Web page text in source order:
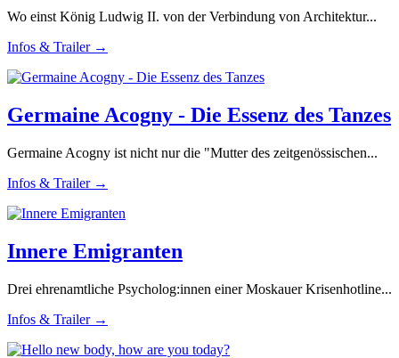
Wo einst König Ludwig II. von der Verbindung von Architektur...
Infos & Trailer →
Germaine Acogny - Die Essenz des Tanzes
Germaine Acogny ist nicht nur die "Mutter des zeitgenössischen...
Infos & Trailer →
Innere Emigranten
Drei ehrenamtliche Psycholog:innen einer Moskauer Krisenhotline...
Infos & Trailer →